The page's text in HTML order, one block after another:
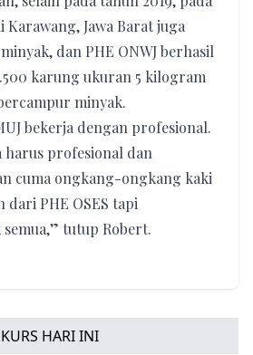
Karawang, Jawa Barat juga
dan PHE ONWJ berhasil
karung ukuran 5 kilogram
minyak.
bekerja dengan profesional.
harus profesional dan
cuma ongkang-ongkang kaki
dari PHE OSES tapi
tutup Robert.
KURS HARI INI